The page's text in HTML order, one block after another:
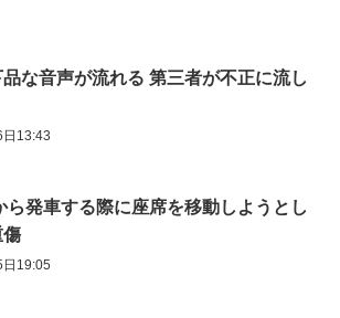
な音声が流れる 第三者が不正に流し
13:43
ら発車する際に座席を移動しようとし
傷
19:05